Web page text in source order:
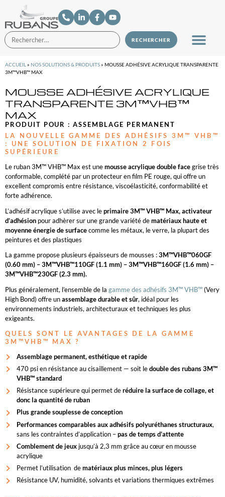
ACCUEIL » NOS SOLUTIONS & PRODUITS» MOUSSE ADHÉSIVE ACRYLIQUE TRANSPARENTE
3M™VHB™ MAX
MOUSSE ADHÉSIVE ACRYLIQUE
TRANSPARENTE 3M™VHB™
MAX
PRODUIT POUR :ASSEMBLAGE PERMANENT
LA NOUVELLE GAMME DES ADHÉSIFS 3M™ VHB™
: UNE SOLUTION DE FIXATION 2 FOIS
SUPÉRIEURE
Le ruban 3M™ VHB™ Max est unemousse acrylique double facegrise très
conformable, complété par un protecteur en film PE rouge, qui offre un
excellent compromis entre résistance, viscoélasticité, conformabilité et
forte adhérence.
L’adhésif acrylique s’utilise avec leprimaire 3M™ VHB™ Max, activateur
d’adhésion pour adhèrer sur une grande variété dematériaux haute et
moyenne énergie de surfacecomme les métaux, le verre, la plupart des
peintures et des plastiques
La gamme propose plusieurs épaisseurs de mousses :3M™VHB™060GF
(0.60 mm) – 3M™VHB™110GF (1.1 mm) – 3M™VHB™160GF (1.6 mm) –
3M™VHB™230GF (2.3 mm).
Plus généralement, l’ensemble de la gamme des adhésifs 3M™ VHB™(Very
High Bond) offre unassemblage durable et sûr, idéal pour les
environnements industriels, architecturaux et techniques les plus
exigeants.
QUELS SONT LE AVANTAGES DE LA GAMME
3M™VHB™ MAX ?
Assemblage permanent, esthétique et rapide
470 psi en résistance au cisaillement — soit ledouble des rubans 3M™
VHB™ standard
Résistance supérieure qui permet deréduire la surface de collage, et
donc la quantité de ruban
Plus grande souplesse de conception
Performances comparables aux adhésifs polyuréthanes structuraux,
sans les contraintes d’application –pas de temps d’attente
Comblement de jeux jusqu’à 2,3 mm grâce au cœur en mousse
acrylique
Permet l’utilisation dematériaux plus minces, plus légers
Résistance UV, humidité, solvants et variations thermiques extrêmes